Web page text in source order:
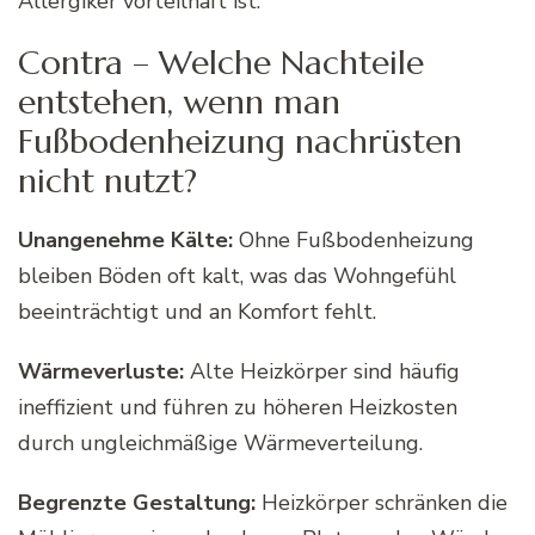
Contra – Welche Nachteile
entstehen, wenn man
Fußbodenheizung nachrüsten
nicht nutzt?
Unangenehme Kälte: Ohne Fußbodenheizung
bleiben Böden oft kalt, was das Wohngefühl
beeinträchtigt und an Komfort fehlt.
Wärmeverluste: Alte Heizkörper sind häufig
ineffizient und führen zu höheren Heizkosten
durch ungleichmäßige Wärmeverteilung.
Begrenzte Gestaltung: Heizkörper schränken die